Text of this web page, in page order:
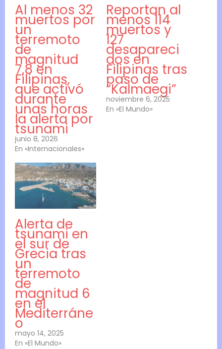
Al menos 32
muertos por
un
terremoto
de
magnitud
7,8 en
Filipinas,
que activó
durante
unas horas
la alerta por
tsunami
junio 8, 2026
En «Internacionales»
Reportan al
menos 114
muertos y
127
desapareci
dos en
Filipinas tras
paso de
“Kalmaegi”
noviembre 6, 2025
En «El Mundo»
Alerta de
tsunami en
el sur de
Grecia tras
un
terremoto
de
magnitud 6
en el
Mediterráne
o
mayo 14, 2025
En «El Mundo»